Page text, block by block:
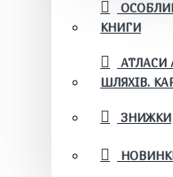
КНИГИ
АТЛАСИ
ШЛЯХІВ.
ЗНИЖКИ